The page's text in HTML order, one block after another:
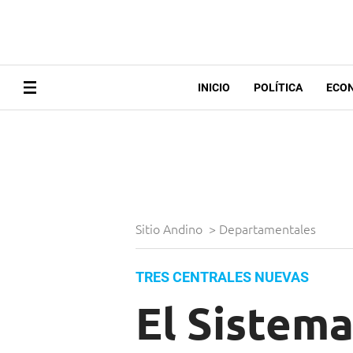
INICIO POLÍTICA
Sitio Andino > Departamentales
TRES CENTRALES NUEVAS
El